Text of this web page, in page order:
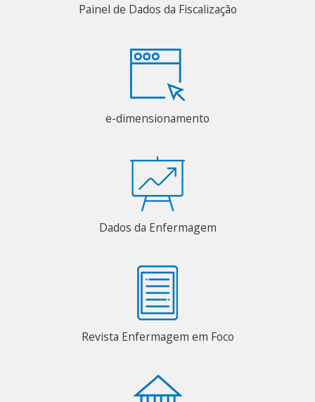
Painel de Dados da Fiscalização
e-dimensionamento
Dados da Enfermagem
Revista Enfermagem em Foco